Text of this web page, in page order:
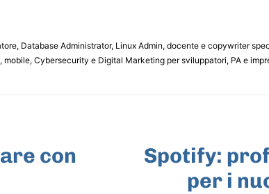
Database Administrator, Linux Admin, docente e copywriter
mobile, Cybersecurity e Digital Marketing per sviluppatori, PA e
con
Spotify:
per i